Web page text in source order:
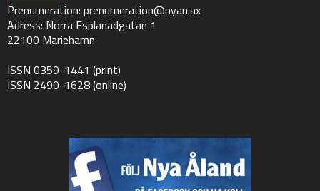
Prenumeration: prenumeration@nyan.ax
Adress: Norra Esplanadgatan 1
22100 Mariehamn
ISSN 0359-1441 (print)
ISSN 2490-1628 (online)